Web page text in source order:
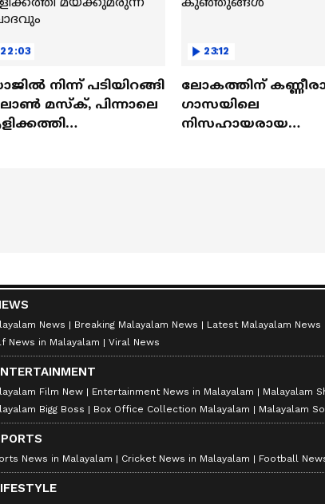
22:03
നിന്ന് പടിയിറങ്ങി
മസ്ക്, പിന്നാലെ
23:12
ലോകത്തിന്
ഗാസയിലെ
നിസഹായരായ
News Breaking Malayalam News Latest Malayalam News
News in Malayalam
Viral News
Film New Entertainment News in Malayalam Malayalam
Bigg Boss
Box Office Collection Malayalam Malayalam
News in Malayalam Cricket News in Malayalam Football